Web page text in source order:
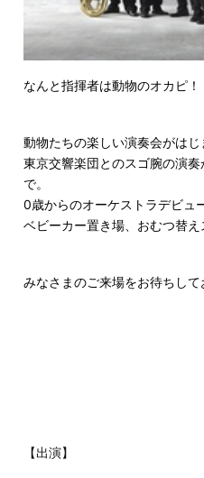
なんと指揮者は動物のオカピ！
動物たちの楽しい演奏会がはじ
東京交響楽団とのスゴ腕の演
で。
0歳からのオーケストラデビュ
ベビーカー置き場、おむつ替え
みなさまのご来場をお待ちして
【出演】